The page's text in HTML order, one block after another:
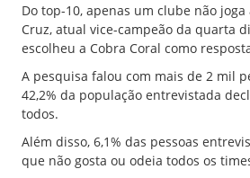
Do top-10, apenas um clube não joga
Cruz, atual vice-campeão da quarta
escolheu a Cobra Coral como
A pesquisa falou com mais de 2 mil
42,2% da população entrevistada
todos.
Além disso, 6,1% das pessoas
que não gosta ou odeia todos os